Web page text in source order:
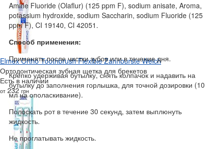
Amine Fluoride (Olaflur) (125 ppm F), sodium anisate, Aroma,
potassium hydroxide, sodium Saccharin, sodium Fluoride (125
ppm F), CI 19140, CI 42051.
Способ применения:
Применять после чистки зубов или в течение дня.
Крепко удерживая бутылку, снять колпачок и надавить на
бутылку до заполнения горлышка, для точной дозировки (10
мл на ополаскивание).
Полоскать рот в течение 30 секунд, затем выплюнуть
жидкость.
Не проглатывать жидкость.
Elmex Ortho Toothbrush Flexible Zahnburste Weich
Ортодонтическая зубная щетка для брекетов
Есть в наличии
от 232грн